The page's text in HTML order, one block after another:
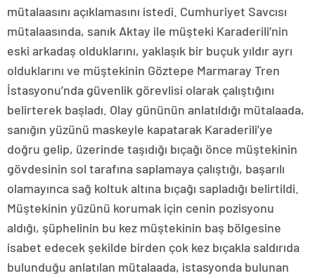
mütalaasını açıklamasını istedi. Cumhuriyet Savcısı
mütalaasında, sanık Aktay ile müşteki Karaderili’nin
eski arkadaş olduklarını, yaklaşık bir buçuk yıldır ayrı
olduklarını ve müştekinin Göztepe Marmaray Tren
İstasyonu’nda güvenlik görevlisi olarak çalıştığını
belirterek başladı. Olay gününün anlatıldığı mütalaada,
sanığın yüzünü maskeyle kapatarak Karaderili’ye
doğru gelip, üzerinde taşıdığı bıçağı önce müştekinin
gövdesinin sol tarafına saplamaya çalıştığı, başarılı
olamayınca sağ koltuk altına bıçağı sapladığı belirtildi.
Müştekinin yüzünü korumak için cenin pozisyonu
aldığı, şüphelinin bu kez müştekinin baş bölgesine
isabet edecek şekilde birden çok kez bıçakla saldırıda
bulunduğu anlatılan mütalaada, istasyonda bulunan